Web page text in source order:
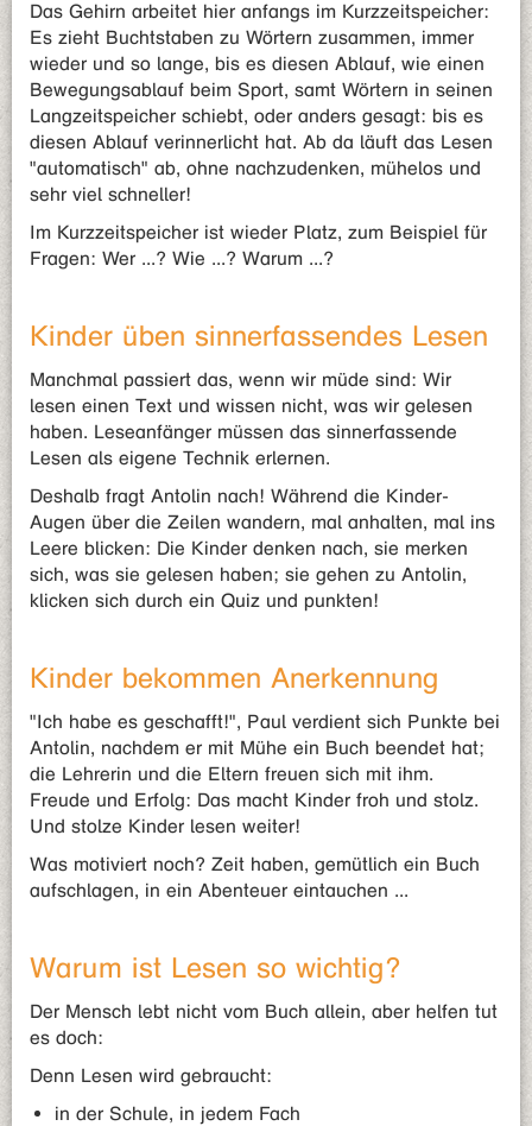
Das Gehirn arbeitet hier anfangs im Kurzzeitspeicher:
Es zieht Buchtstaben zu Wörtern zusammen, immer
wieder und so lange, bis es diesen Ablauf, wie einen
Bewegungsablauf beim Sport, samt Wörtern in seinen
Langzeitspeicher schiebt, oder anders gesagt: bis es
diesen Ablauf verinnerlicht hat. Ab da läuft das Lesen
"automatisch" ab, ohne nachzudenken, mühelos und
sehr viel schneller!
Im Kurzzeitspeicher ist wieder Platz, zum Beispiel für
Fragen: Wer ...? Wie ...? Warum ...?
Kinder üben sinnerfassendes Lesen
Manchmal passiert das, wenn wir müde sind: Wir
lesen einen Text und wissen nicht, was wir gelesen
haben. Leseanfänger müssen das sinnerfassende
Lesen als eigene Technik erlernen.
Deshalb fragt Antolin nach! Während die Kinder-
Augen über die Zeilen wandern, mal anhalten, mal ins
Leere blicken: Die Kinder denken nach, sie merken
sich, was sie gelesen haben; sie gehen zu Antolin,
klicken sich durch ein Quiz und punkten!
Kinder bekommen Anerkennung
"Ich habe es geschafft!", Paul verdient sich Punkte bei
Antolin, nachdem er mit Mühe ein Buch beendet hat;
die Lehrerin und die Eltern freuen sich mit ihm.
Freude und Erfolg: Das macht Kinder froh und stolz.
Und stolze Kinder lesen weiter!
Was motiviert noch? Zeit haben, gemütlich ein Buch
aufschlagen, in ein Abenteuer eintauchen ...
Warum ist Lesen so wichtig?
Der Mensch lebt nicht vom Buch allein, aber helfen tut
es doch:
Denn Lesen wird gebraucht:
in der Schule, in jedem Fach